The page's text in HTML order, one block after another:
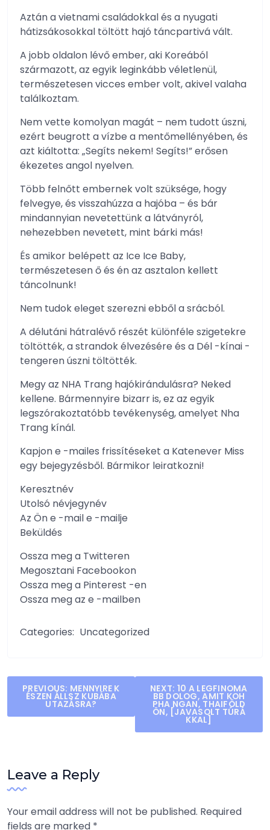
Aztán a vietnami családokkal és a nyugati
hátizsákosokkal töltött hajó táncpartivá vált.
A jobb oldalon lévő ember, aki Koreából
származott, az egyik leginkább véletlenül,
természetesen vicces ember volt, akivel valaha
találkoztam.
Nem vette komolyan magát – nem tudott úszni,
ezért beugrott a vízbe a mentőmellényében, és
azt kiáltotta: „Segíts nekem! Segíts!” erősen
ékezetes angol nyelven.
Több felnőtt embernek volt szüksége, hogy
felvegye, és visszahúzza a hajóba – és bár
mindannyian nevetettünk a látványról,
nehezebben nevetett, mint bárki más!
És amikor belépett az Ice Ice Baby,
természetesen ő és én az asztalon kellett
táncolnunk!
Nem tudok eleget szerezni ebből a srácból.
A délutáni hátralévő részét különféle szigetekre
töltötték, a strandok élvezésére és a Dél -kínai -
tengeren úszni töltötték.
Megy az NHA ​​Trang hajókirándulásra? Neked
kellene. Bármennyire bizarr is, ez az egyik
legszórakoztatóbb tevékenység, amelyet Nha
Trang kínál.
Kapjon e -mailes frissítéseket a Katenever Miss
egy bejegyzésből. Bármikor leiratkozni!
Keresztnév
Utolsó névjegynév
Az Ön e -mail e -mailje
Beküldés
Ossza meg a Twitteren
Megosztani Facebookon
Ossza meg a Pinterest -en
Ossza meg az e -mailben
Categories: Uncategorized
Post
navigation
PREVIOUS: MENNYIRE K
ÉSZEN ÁLLSZ KUBÁBA
UTAZÁSRA?
NEXT: 10 A LEGFINOMA
BB DOLOG, AMIT KOH
PHA NGAN, THAIFÖLD
ÖN, [JAVASOLT TÚRÁ
KKAL]
Leave a Reply
Your email address will not be published. Required
fields are marked *